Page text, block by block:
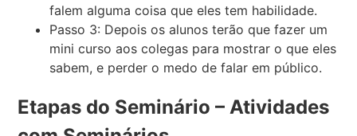
falem alguma coisa que eles tem habilidade.
Passo 3: Depois os alunos terão que fazer um
mini curso aos colegas para mostrar o que eles
sabem, e perder o medo de falar em público.
Etapas do Seminário – Atividades